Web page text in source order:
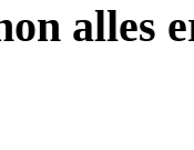
alles